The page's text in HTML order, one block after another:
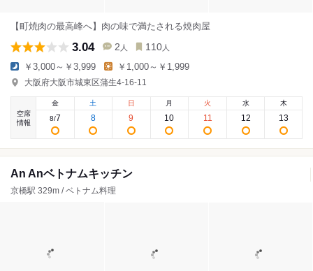
【町焼肉の最高峰へ】肉の味で満たされる焼肉屋
3.04 2 人 110 人
￥3,000～￥3,999 ￥1,000～￥1,999
大阪府大阪市城東区蒲生4-16-11
空席
情報
金
8/7
土
8
日
9
月
10
火
11
水
12
木
13
An Anベトナムキッチン
京橋駅 329m / ベトナム料理